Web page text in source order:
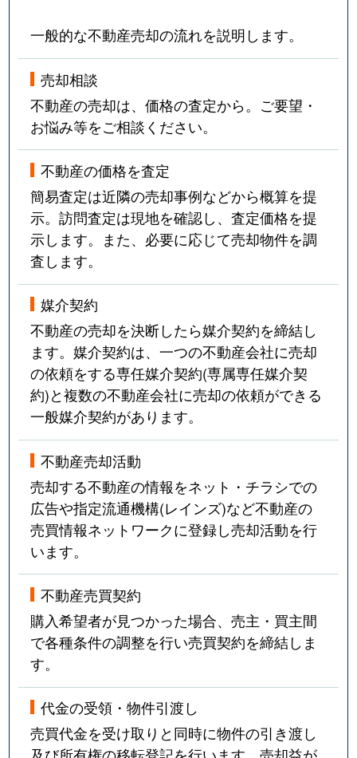
一般的な不動産売却の流れを説明します。
売却相談
不動産の売却は、価格の査定から。ご要望・
お悩み等をご相談ください。
不動産の価格を査定
簡易査定は近隣の売却事例などから概算を提
示。訪問査定は現地を確認し、査定価格を提
示します。また、必要に応じて売却物件を調
査します。
媒介契約
不動産の売却を決断したら媒介契約を締結し
ます。媒介契約は、一つの不動産会社に売却
の依頼をする専任媒介契約(専属専任媒介契
約)と複数の不動産会社に売却の依頼ができる
一般媒介契約があります。
不動産売却活動
売却する不動産の情報をネット・チラシでの
広告や指定流通機構(レインズ)など不動産の
売買情報ネットワークに登録し売却活動を行
います。
不動産売買契約
購入希望者が見つかった場合、売主・買主間
で各種条件の調整を行い売買契約を締結しま
す。
代金の受領・物件引渡し
売買代金を受け取りと同時に物件の引き渡し